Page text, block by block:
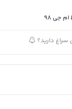
با ماشین ظرف‌شویی
جی 98
دارید؟